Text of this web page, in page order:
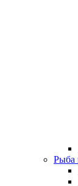
Рыба